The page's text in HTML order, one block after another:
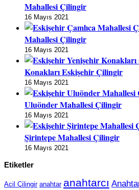
Mahallesi Çilingir
16 Mayıs 2021
Mahallesi Çilingir
16 Mayıs 2021
Konakları Eskişehir Çilingir
16 Mayıs 2021
Uluönder Mahallesi Çilingir
16 Mayıs 2021
Şirintepe Mahallesi Çilingir
16 Mayıs 2021
Etiketler
Acil Çilingir anahtar anahtarcı